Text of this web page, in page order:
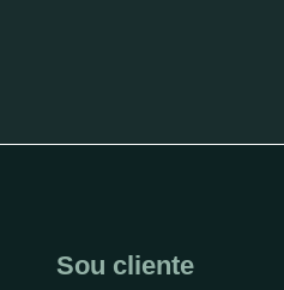
Sou cliente